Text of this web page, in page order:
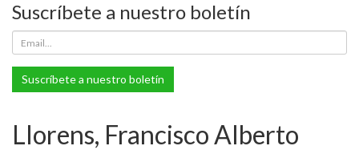
Suscríbete a nuestro boletín
Suscríbete a nuestro boletín
Llorens, Francisco Alberto